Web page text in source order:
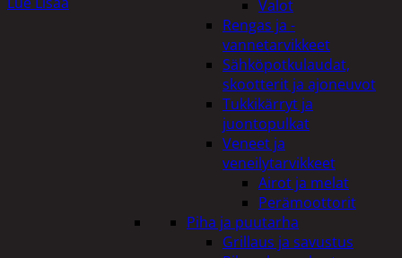
Valot
Rengas ja -
vannetarvikkeet
Sähköpotkulaudat,
skootterit ja ajoneuvot
Tukkikärryt ja
juontopulkat
Veneet ja
veneilytarvikkeet
Airot ja melat
Perämoottorit
Piha ja puutarha
Grillaus ja savustus